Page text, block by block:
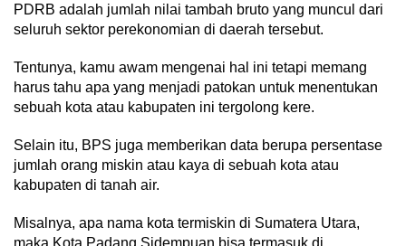
PDRB adalah jumlah nilai tambah bruto yang muncul dari
seluruh sektor perekonomian di daerah tersebut.
Tentunya, kamu awam mengenai hal ini tetapi memang
harus tahu apa yang menjadi patokan untuk menentukan
sebuah kota atau kabupaten ini tergolong kere.
Selain itu, BPS juga memberikan data berupa persentase
jumlah orang miskin atau kaya di sebuah kota atau
kabupaten di tanah air.
Misalnya, apa nama kota termiskin di Sumatera Utara,
maka Kota Padang Sidempuan bisa termasuk di